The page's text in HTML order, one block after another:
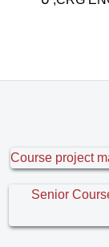
במבחן
בקשר עם
ריאון
ותכנון